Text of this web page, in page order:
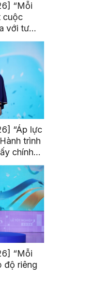
“Mỗi
cuộc
với tư
thắng”
“Áp lực
trình
chính
“Mỗi
độ riêng